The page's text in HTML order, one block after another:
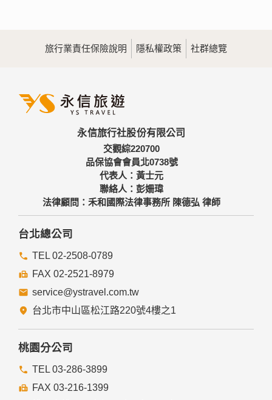
旅行業責任保險說明 隱私權政策 社群總覽
永信旅行社股份有限公司
交觀綜220700
品保協會會員北0738號
代表人：黃士元
聯絡人：彭姍瑋
法律顧問：禾和國際法律事務所 陳德弘 律師
台北總公司
TEL 02-2508-0789
FAX 02-2521-8979
service@ystravel.com.tw
台北市中山區松江路220號4樓之1
桃園分公司
TEL 03-286-3899
FAX 03-216-1399